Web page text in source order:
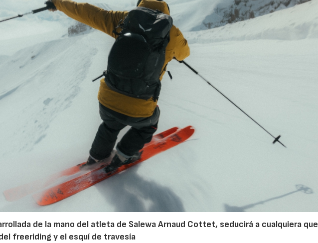
de la mano del atleta de Salewa Arnaud Cottet, seducirá a cualquiera que
freeriding y el esquí de travesía